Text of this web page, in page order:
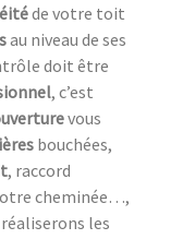
de votre toit
au niveau de ses
doit être
, c’est
vous
bouchées,
, raccord
cheminée…,
les